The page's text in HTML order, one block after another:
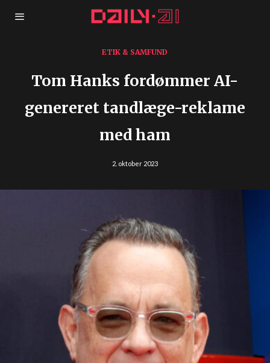
ETIK & SAMFUND
Tom Hanks fordømmer AI-
genereret tandlæge-reklame
med ham
2. oktober 2023